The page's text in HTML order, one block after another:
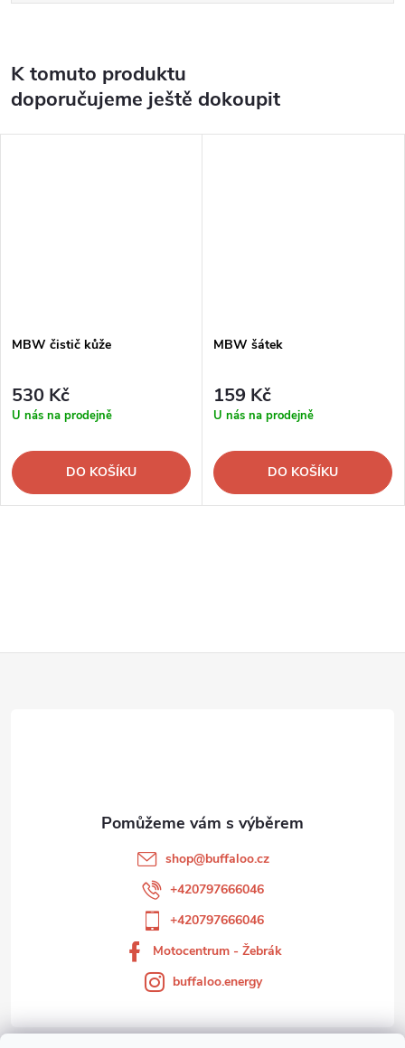
K tomuto produktu
doporučujeme ještě dokoupit
MBW čistič kůže
530 Kč
U nás na prodejně
DO KOŠÍKU
MBW šátek
159 Kč
U nás na prodejně
DO KOŠÍKU
shop@buffaloo.cz
+420797666046
+420797666046
Motocentrum - Žebrák
buffaloo.energy